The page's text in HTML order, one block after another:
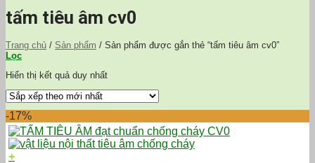
tấm tiêu âm cv0
Trang chủ / Sản phẩm / Sản phẩm được gắn thẻ “tấm tiêu âm cv0”
Lọc
Hiển thị kết quả duy nhất
-17%
+